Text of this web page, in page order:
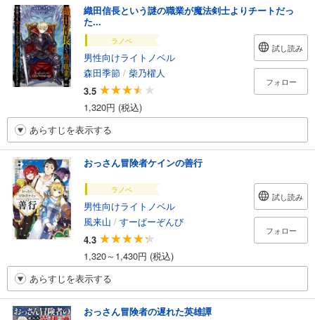
織田信長という謎の職業が魔法剣士よりチートだっ
た...
ラノベ
男性向けライトノベル
森田季節 / 柴乃櫂人
3.5
1,320円 (税込)
試し読み
フォロー
あらすじを表示する
おっさん冒険者ケインの善行
ラノベ
男性向けライトノベル
風来山 / すーぱーぞんび
4.3
1,320～1,430円 (税込)
試し読み
フォロー
あらすじを表示する
おっさん冒険者の遅れた英雄譚